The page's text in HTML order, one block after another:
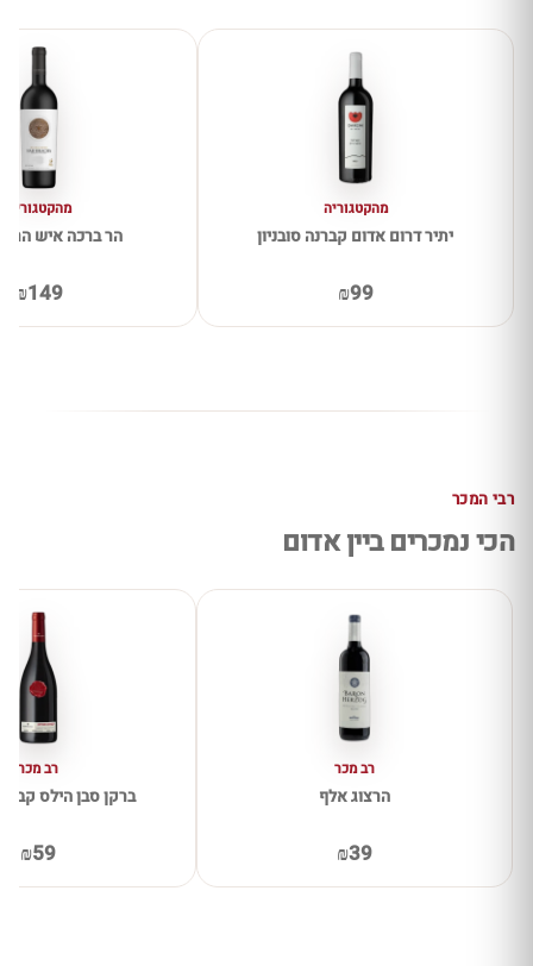
מהקטגוריה
יתיר דרום אדום קברנה סובניון
₪99
מהקטגוריה
הר ברכה איש
₪149
רבי המכר
הכי נמכרים ביין אדום
רב מכר
הרצוג אלף
₪39
רב מכר
ברקן סבן הילס
₪59